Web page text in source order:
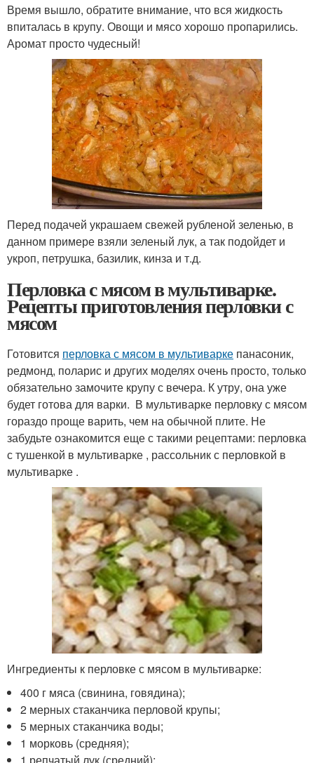
Время вышло, обратите внимание, что вся жидкость
впиталась в крупу. Овощи и мясо хорошо пропарились.
Аромат просто чудесный!
Перед подачей украшаем свежей рубленой зеленью, в
данном примере взяли зеленый лук, а так подойдет и
укроп, петрушка, базилик, кинза и т.д.
Перловка с мясом в мультиварке.
Рецепты приготовления перловки с
мясом
Готовится перловка с мясом в мультиварке панасоник,
редмонд, поларис и других моделях очень просто, только
обязательно замочите крупу с вечера. К утру, она уже
будет готова для варки. В мультиварке перловку с мясом
гораздо проще варить, чем на обычной плите. Не
забудьте ознакомится еще с такими рецептами: перловка
с тушенкой в мультиварке , рассольник с перловкой в
мультиварке .
Ингредиенты к перловке с мясом в мультиварке:
400 г мяса (свинина, говядина);
2 мерных стаканчика перловой крупы;
5 мерных стаканчика воды;
1 морковь (средняя);